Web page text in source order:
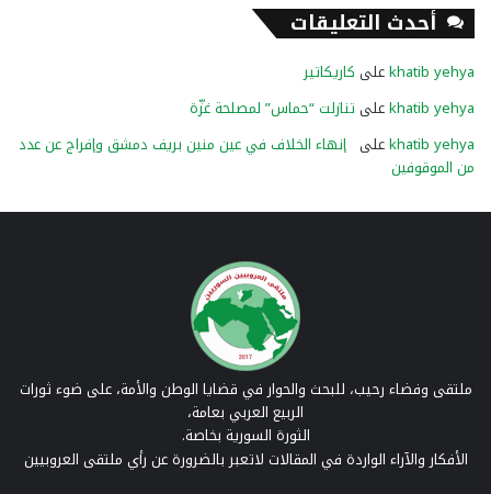
أحدث التعليقات
khatib yehyaعلى كاريكاتير
khatib yehyaعلى تنازلت “حماس” لمصلحة غزّة
khatib yehyaعلى إنهاء الخلاف في عين منين بريف دمشق وإفراج عن عدد
من الموقوفين
ملتقى وفضاء رحيب، للبحث والحوار في قضايا الوطن والأمة، على ضوء ثورات
الربيع العربي بعامة،
الثورة السورية بخاصة.
الأفكار والآراء الواردة في المقالات لاتعبر بالضرورة عن رأي ملتقى العروبيين